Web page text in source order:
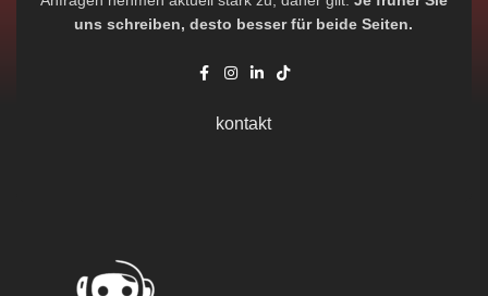
uns schreiben, desto besser für beide Seiten.
kontakt